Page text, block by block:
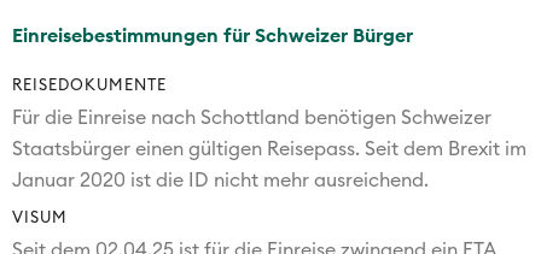
Einreisebestimmungen für Schweizer Bürger
REISEDOKUMENTE
Für die Einreise nach Schottland benötigen Schweizer
Staatsbürger einen gültigen Reisepass. Seit dem Brexit im
Januar 2020 ist die ID nicht mehr ausreichend.
VISUM